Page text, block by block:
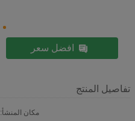
افضل سعر
تفاصيل المنتج
مكان المنشأ: